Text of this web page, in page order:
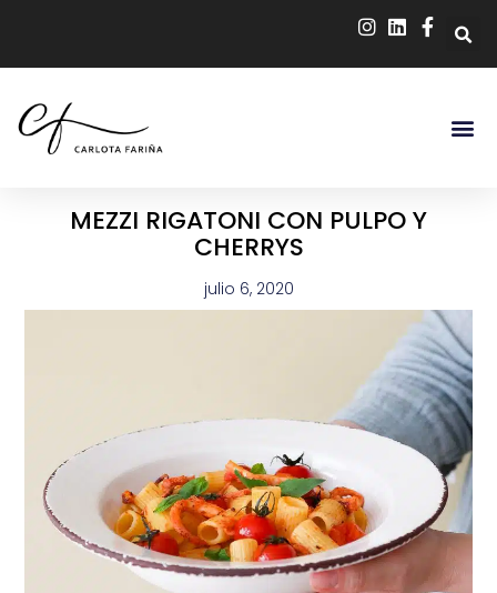
MEZZI RIGATONI CON PULPO Y
CHERRYS
julio 6, 2020